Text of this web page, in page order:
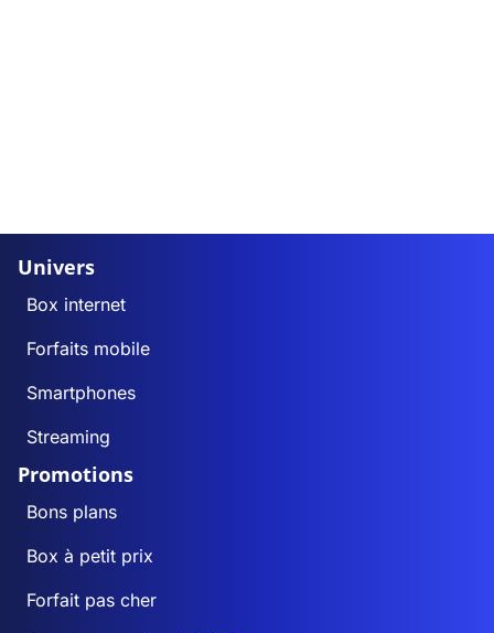
Univers
Box internet
Forfaits mobile
Smartphones
Streaming
Promotions
Bons plans
Box à petit prix
Forfait pas cher